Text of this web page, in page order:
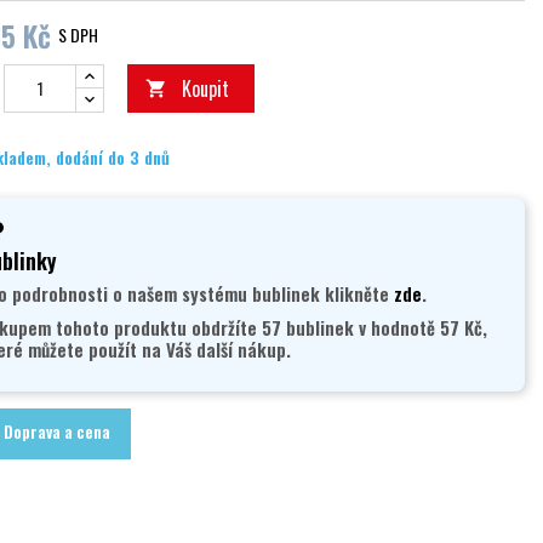
Kč S DPH
 Koupit
dodání do 3 dnů
podrobnosti o našem systému bublinek klikněte zde.
tohoto produktu obdržíte 57 bublinek v hodnotě 57 Kč,
můžete použít na Váš další nákup.
Doprava a cena